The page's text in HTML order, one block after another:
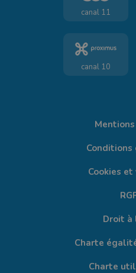
canal 11
canal 10
Conditions
Cookies
Droit à
Charte
Charte